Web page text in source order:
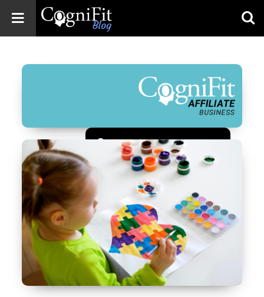
Blog: Brain
Wellness
Зарегистрироваться